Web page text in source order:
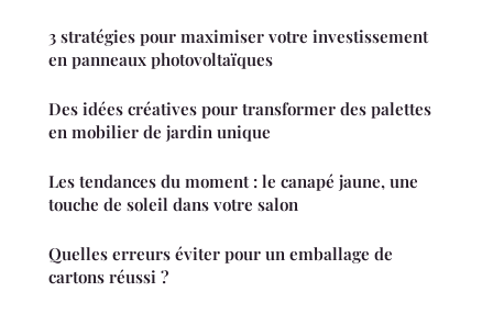
3 stratégies pour maximiser votre investissement
en panneaux photovoltaïques
Des idées créatives pour transformer des palettes
en mobilier de jardin unique
Les tendances du moment : le canapé jaune, une
touche de soleil dans votre salon
Quelles erreurs éviter pour un emballage de
cartons réussi ?